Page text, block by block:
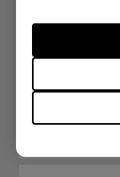
如何在
如何運用